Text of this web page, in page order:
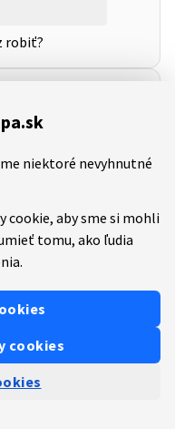
niektoré nevyhnutné
cookie, aby sme si mohli
tomu, ako ľudia
cookies
robiť?
bolo
biotopu.”
systém mi
upraviť